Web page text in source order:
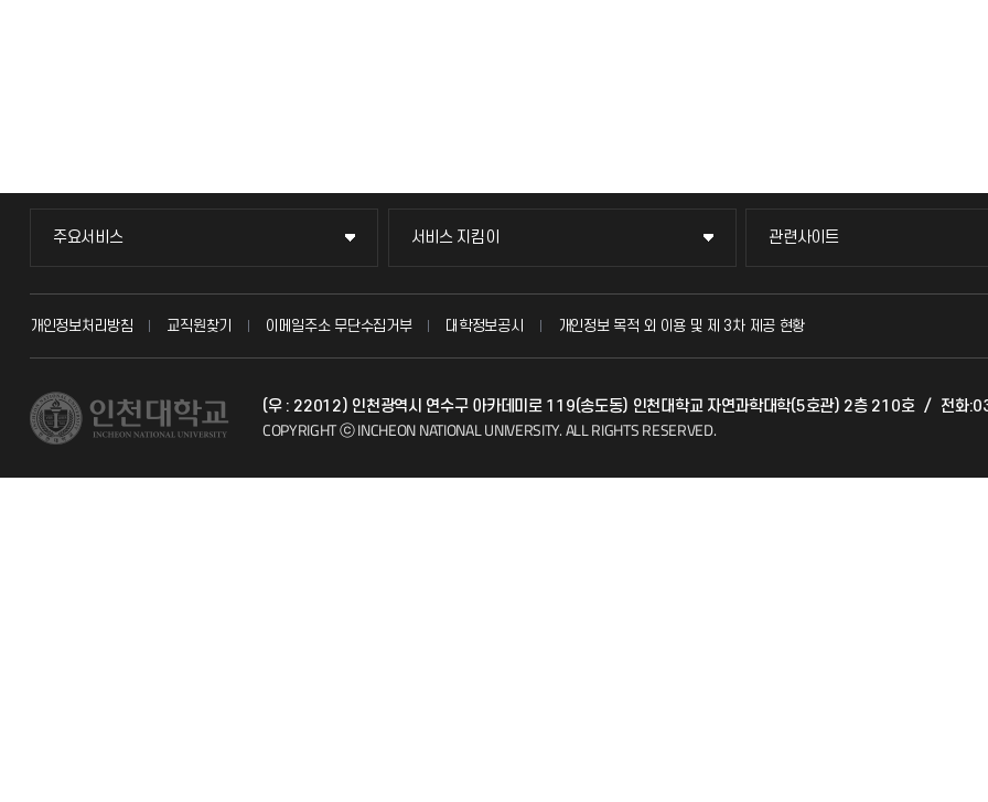
주요서비스
주요서비스
교무회의방송
시설예약
서비스 지킴이
서비스 지킴이
묻고 답하기
자주 묻는 질문(FAQ)
관련사이트
관련사이트
국방헬프콜
산학협력단
개인정보처리방침 교직원찾기 이메일주소 무단수집거부 대학정보공시 개인정보 목적 외 이용 및 제 3차 제공 현황
(우 : 22012) 인천광역시 연수구 아카데미로 119(송도동) 인천대학교 자연과학대학(5호관) 2층 210호 / 전화
COPYRIGHT ⓒ INCHEON NATIONAL UNIVERSITY.ALL RIGHTS RESERVED.